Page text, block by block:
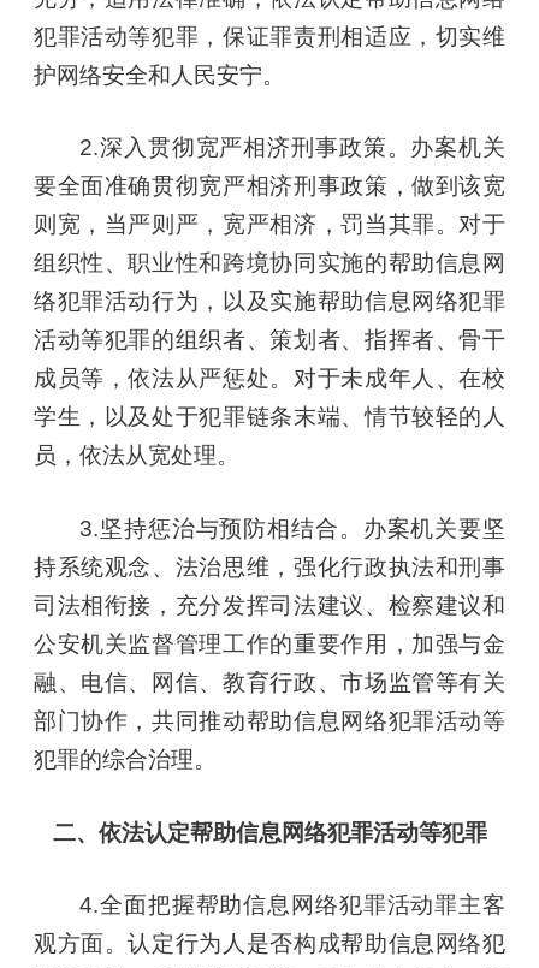
犯罪活动等犯罪，保证罪责刑相适应，切实维
护网络安全和人民安宁。
2.深入贯彻宽严相济刑事政策。办案机关
要全面准确贯彻宽严相济刑事政策，做到该宽
则宽，当严则严，宽严相济，罚当其罪。对于
组织性、职业性和跨境协同实施的帮助信息网
络犯罪活动行为，以及实施帮助信息网络犯罪
活动等犯罪的组织者、策划者、指挥者、骨干
成员等，依法从严惩处。对于未成年人、在校
学生，以及处于犯罪链条末端、情节较轻的人
员，依法从宽处理。
3.坚持惩治与预防相结合。办案机关要坚
持系统观念、法治思维，强化行政执法和刑事
司法相衔接，充分发挥司法建议、检察建议和
公安机关监督管理工作的重要作用，加强与金
融、电信、网信、教育行政、市场监管等有关
部门协作，共同推动帮助信息网络犯罪活动等
犯罪的综合治理。
二、依法认定帮助信息网络犯罪活动等犯罪
4.全面把握帮助信息网络犯罪活动罪主客
观方面。认定行为人是否构成帮助信息网络犯